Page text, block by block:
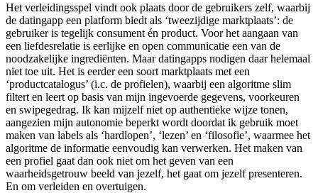
Het verleidingsspel vindt ook plaats door de gebruikers zelf, waarbij
de datingapp een platform biedt als ‘tweezijdige marktplaats’: de
gebruiker is tegelijk consument én product. Voor het aangaan van
een liefdesrelatie is eerlijke en open communicatie een van de
noodzakelijke ingrediënten. Maar datingapps nodigen daar helemaal
niet toe uit. Het is eerder een soort marktplaats met een
‘productcatalogus’ (i.c. de profielen), waarbij een algoritme slim
filtert en leert op basis van mijn ingevoerde gegevens, voorkeuren
en swipegedrag. Ik kan mijzelf niet op authentieke wijze tonen,
aangezien mijn autonomie beperkt wordt doordat ik gebruik moet
maken van labels als ‘hardlopen’, ‘lezen’ en ‘filosofie’, waarmee het
algoritme de informatie eenvoudig kan verwerken. Het maken van
een profiel gaat dan ook niet om het geven van een
waarheidsgetrouw beeld van jezelf, het gaat om jezelf presenteren.
En om verleiden en overtuigen.